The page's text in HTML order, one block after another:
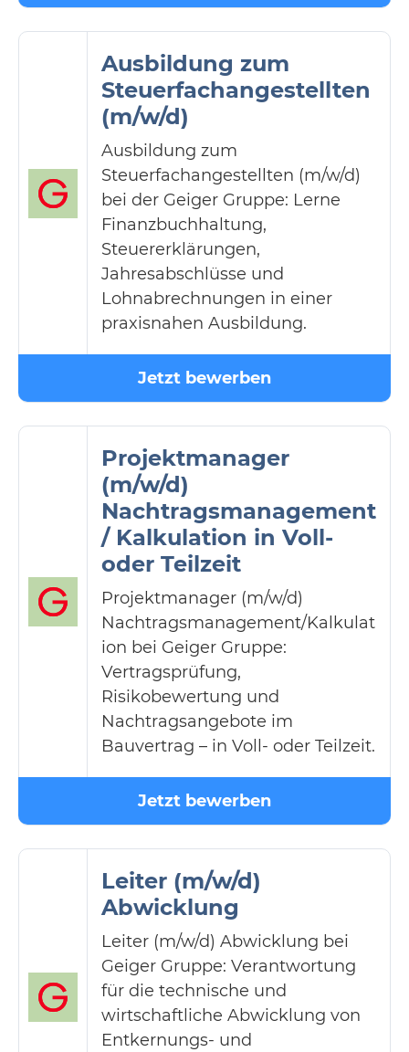
Ausbildung zum
Steuerfachangestellten
(m/w/d)
Ausbildung zum
Steuerfachangestellten (m/w/d)
bei der Geiger Gruppe: Lerne
Finanzbuchhaltung,
Steuererklärungen,
Jahresabschlüsse und
Lohnabrechnungen in einer
praxisnahen Ausbildung.
Jetzt bewerben
Projektmanager
(m/w/d)
Nachtragsmanagement
/ Kalkulation in Voll-
oder Teilzeit
Projektmanager (m/w/d)
Nachtragsmanagement/Kalkulat
ion bei Geiger Gruppe:
Vertragsprüfung,
Risikobewertung und
Nachtragsangebote im
Bauvertrag – in Voll- oder Teilzeit.
Jetzt bewerben
Leiter (m/w/d)
Abwicklung
Leiter (m/w/d) Abwicklung bei
Geiger Gruppe: Verantwortung
für die technische und
wirtschaftliche Abwicklung von
Entkernungs- und